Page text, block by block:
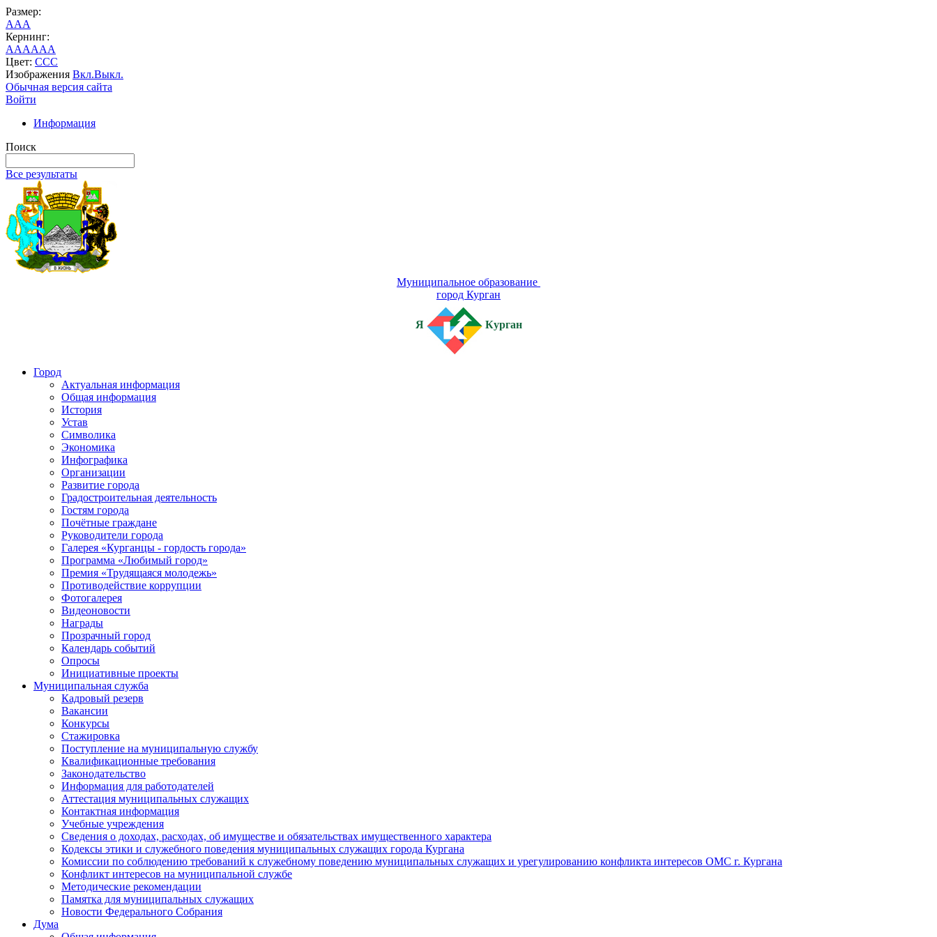
Размер:
AAA
Кернинг:
AAAAAA
Цвет: CCC
Изображения Вкл.Выкл.
Обычная версия сайта
Войти
Информация
Поиск
Все результаты
Муниципальное образование
город Курган
Я Курган
Город
Актуальная информация
Общая информация
История
Устав
Символика
Экономика
Инфографика
Организации
Развитие города
Градостроительная деятельность
Гостям города
Почётные граждане
Руководители города
Галерея «Курганцы - гордость города»
Программа «Любимый город»
Премия «Трудящаяся молодежь»
Противодействие коррупции
Фотогалерея
Видеоновости
Награды
Прозрачный город
Календарь событий
Опросы
Инициативные проекты
Муниципальная служба
Кадровый резерв
Вакансии
Конкурсы
Стажировка
Поступление на муниципальную службу
Квалификационные требования
Законодательство
Информация для работодателей
Аттестация муниципальных служащих
Контактная информация
Учебные учреждения
Сведения о доходах, расходах, об имуществе и обязательствах имущественного характера
Кодексы этики и служебного поведения муниципальных служащих города Кургана
Комиссии по соблюдению требований к служебному поведению муниципальных служащих и урегулированию конфликта интересов ОМС г. Кургана
Конфликт интересов на муниципальной службе
Методические рекомендации
Памятка для муниципальных служащих
Новости Федерального Cобрания
Дума